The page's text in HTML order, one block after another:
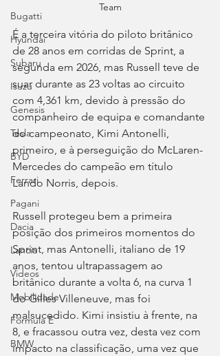
Bugatti
Hyundai
Subaru
Isuzu
Genesis
Tesla
BYD
Ferrari
Pagani
Dacia
Lancia
Videos
Mobilidade
Fórmula E
BMW
Team
É a terceira vitória do piloto britânico
de 28 anos em corridas de Sprint, a
segunda em 2026, mas Russell teve de
suar durante as 23 voltas ao circuito
com 4,361 km, devido à pressão do
companheiro de equipa e comandante
do campeonato, Kimi Antonelli,
primeiro, e à perseguição do McLaren-
Mercedes do campeão em título
Lando Norris, depois.
Russell protegeu bem a primeira
posição dos primeiros momentos do
Sprint, mas Antonelli, italiano de 19
anos, tentou ultrapassagem ao
britânico durante a volta 6, na curva 1
do Gilles Villeneuve, mas foi
malsucedido. Kimi insistiu à frente, na
8, e fracassou outra vez, desta vez com
impacto na classificação, uma vez que